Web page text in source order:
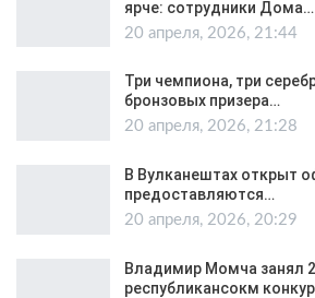
ярче: сотрудники Дома…
20 апреля, 2026, 21:44
Три чемпиона, три
бронзовых призера…
20 апреля, 2026, 21:28
В Вулканештах открыт
предоставляются…
20 апреля, 2026, 20:29
Владимир Момча занял
республикансокм